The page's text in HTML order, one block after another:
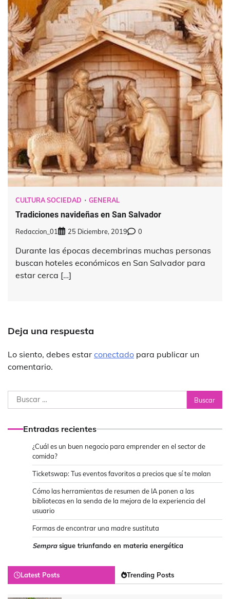
CULTURA SOCIEDAD GENERAL
Tradiciones navideñas en San Salvador
Redaccion_01 25 Diciembre, 2019 0
Durante las épocas decembrinas muchas personas
buscan hoteles económicos en San Salvador para
estar cerca […]
Deja una respuesta
Lo siento, debes estar conectado para publicar un
comentario.
Buscar:
Entradas recientes
¿Cuál es un buen negocio para emprender en el sector de
comida?
Ticketswap: Tus eventos favoritos a precios que sí te molan
Cómo las herramientas de resumen de IA ponen a las
bibliotecas en la senda de la mejora de la experiencia del
usuario
Formas de encontrar una madre sustituta
Semprasigue triunfando en materia energética
Latest Posts Trending Posts